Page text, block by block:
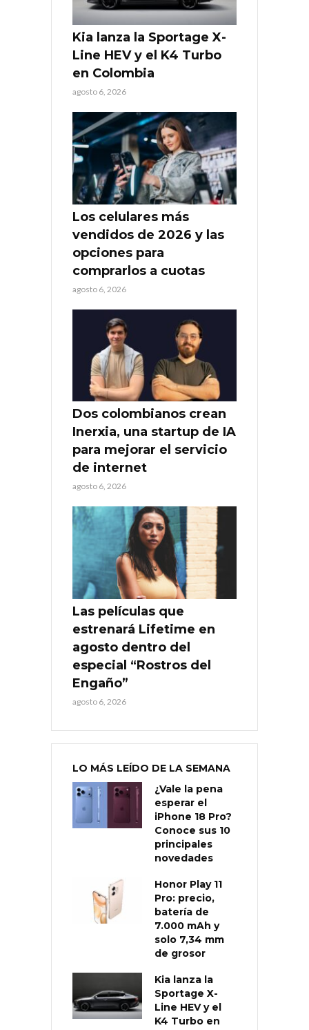
Kia lanza la Sportage X-
Line HEV y el K4 Turbo
en Colombia
agosto 6, 2026
Los celulares más
vendidos de 2026 y las
opciones para
comprarlos a cuotas
agosto 6, 2026
Dos colombianos crean
Inerxia, una startup de IA
para mejorar el servicio
de internet
agosto 6, 2026
Las películas que
estrenará Lifetime en
agosto dentro del
especial “Rostros del
Engaño”
agosto 6, 2026
LO MÁS LEÍDO DE LA SEMANA
¿Vale la pena
esperar el
iPhone 18 Pro?
Conoce sus 10
principales
novedades
Honor Play 11
Pro: precio,
batería de
7.000 mAh y
solo 7,34 mm
de grosor
Kia lanza la
Sportage X-
Line HEV y el
K4 Turbo en